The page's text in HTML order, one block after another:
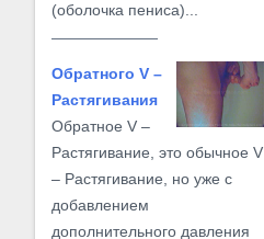
(оболочка пениса)...
Обратного V –
Растягивания
Обратное V –
Растягивание, это обычное V
– Растягивание, но уже с
добавлением
дополнительного давления